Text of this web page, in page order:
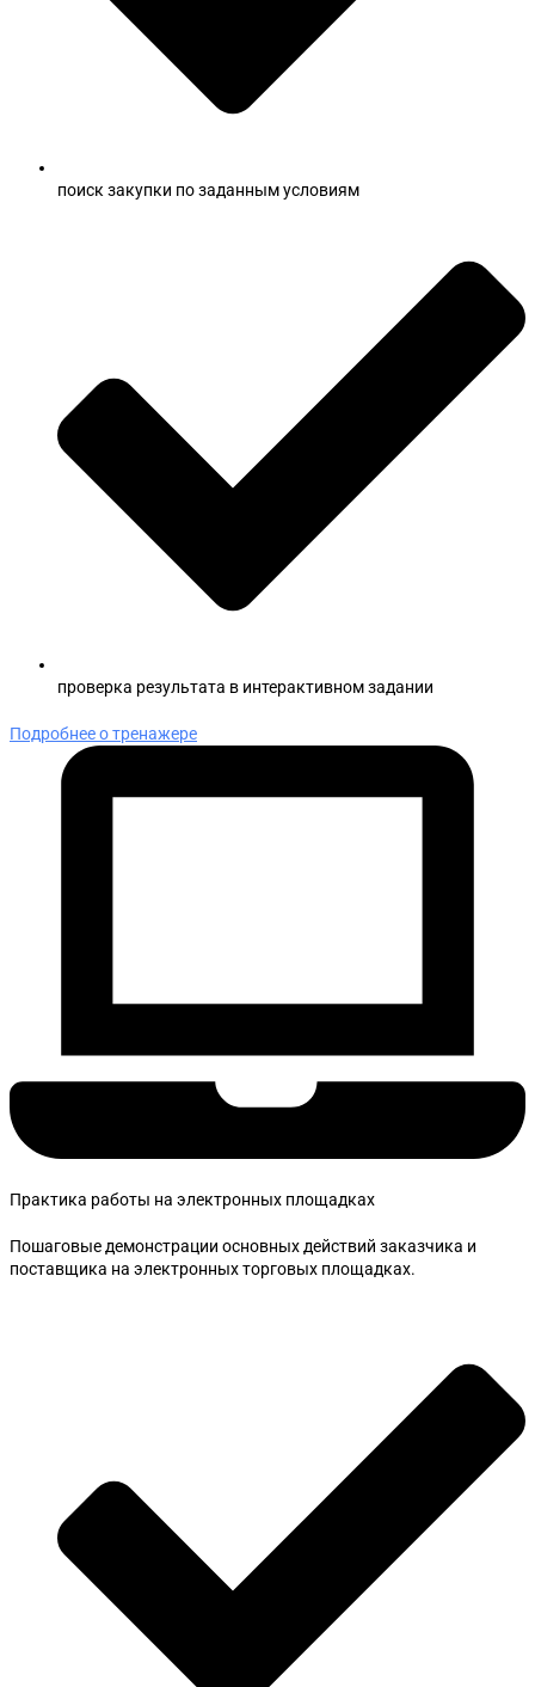
поиск закупки по заданным условиям
проверка результата в интерактивном задании
Подробнее о тренажере
Практика работы на электронных площадках
Пошаговые демонстрации основных действий заказчика и
поставщика на электронных торговых площадках.